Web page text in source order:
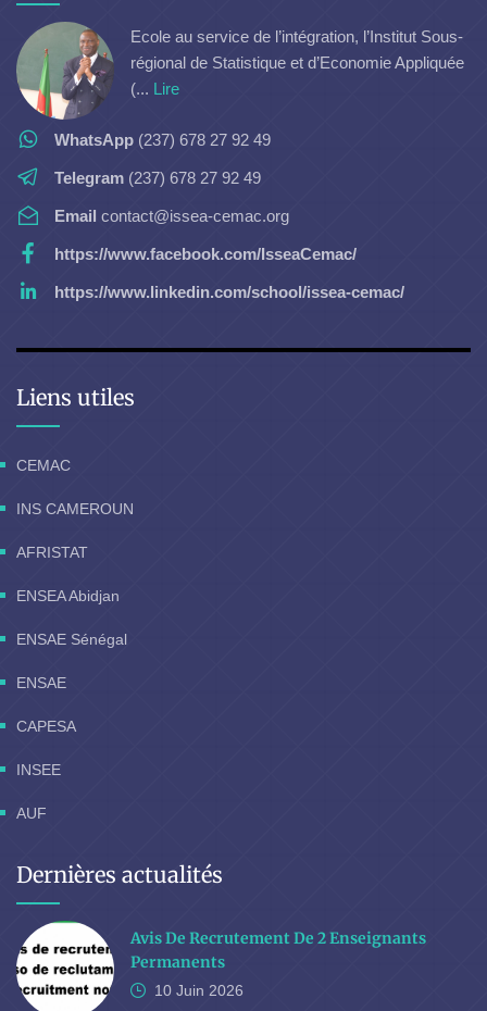
Ecole au service de l’intégration, l’Institut Sous-
régional de Statistique et d’Economie Appliquée
(... Lire
WhatsApp (237) 678 27 92 49
Telegram (237) 678 27 92 49
Email contact@issea-cemac.org
https://www.facebook.com/IsseaCemac/
https://www.linkedin.com/school/issea-cemac/
Liens utiles
CEMAC
INS CAMEROUN
AFRISTAT
ENSEA Abidjan
ENSAE Sénégal
ENSAE
CAPESA
INSEE
AUF
Dernières actualités
Avis De Recrutement De 2 Enseignants
Permanents
10 Juin 2026